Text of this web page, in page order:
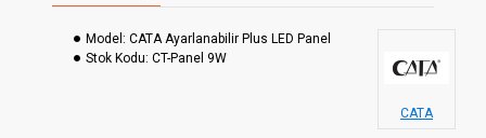
Model: CATA Ayarlanabilir Plus LED Panel
Stok Kodu: CT-Panel 9W
CATA